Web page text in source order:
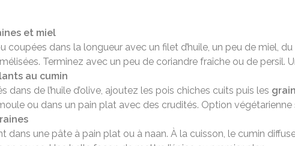
et miel
coupées dans la longueur avec un filet d’huile, un peu de miel,
Terminez avec un peu de coriandre fraîche ou de persil.
au cumin
dans de l’huile d’olive, ajoutez les pois chiches cuits puis les
ou dans un pain plat avec des crudités. Option végétarienne
dans une pâte à pain plat ou à naan. À la cuisson, le cumin